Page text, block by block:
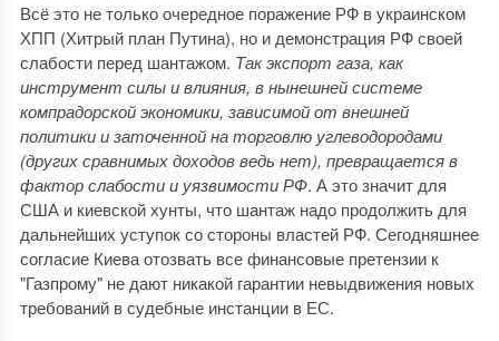
Всё это не только очередное поражение РФ в украинском
ХПП (Хитрый план Путина), но и демонстрация РФ своей
слабости перед шантажом. Так экспорт газа, как
инструмент силы и влияния, в нынешней системе
компрадорской экономики, зависимой от внешней
политики и заточенной на торговлю углеводородами
(других сравнимых доходов ведь нет), превращается в
фактор слабости и уязвимости РФ. А это значит для
США и киевской хунты, что шантаж надо продолжить для
дальнейших уступок со стороны властей РФ. Сегодняшнее
согласие Киева отозвать все финансовые претензии к
"Газпрому" не дают никакой гарантии невыдвижения новых
требований в судебные инстанции в ЕС.